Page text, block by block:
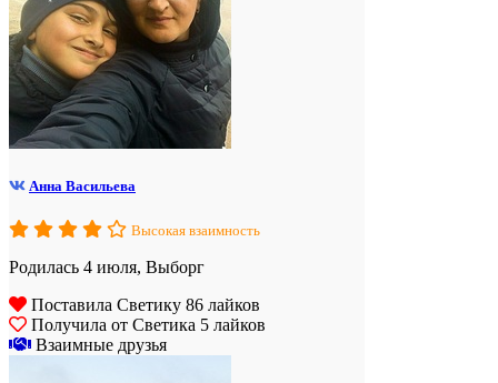
Анна Васильева
Высокая взаимность
Родилась 4 июля, Выборг
Поставила Светику 86 лайков
Получила от Светика 5 лайков
Взаимные друзья